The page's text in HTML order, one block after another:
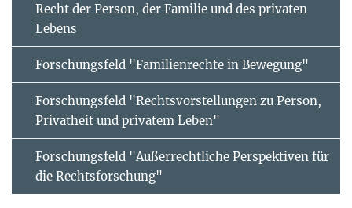
Recht der Person, der Familie und des privaten
Lebens
Forschungsfeld "Familienrechte in Bewegung"
Forschungsfeld "Rechtsvorstellungen zu Person,
Privatheit und privatem Leben"
Forschungsfeld "Außerrechtliche Perspektiven für
die Rechtsforschung"